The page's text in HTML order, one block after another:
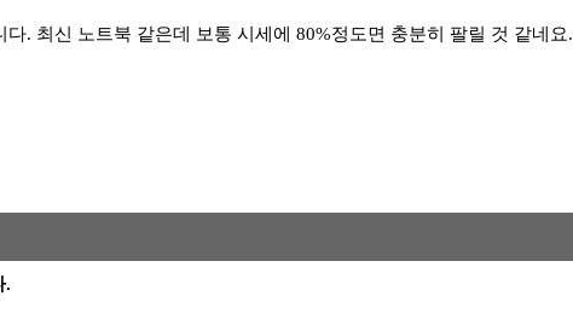
. 최신 노트북 같은데 보통 시세에 80%정도면 충분히 팔릴 것 같네요.
.